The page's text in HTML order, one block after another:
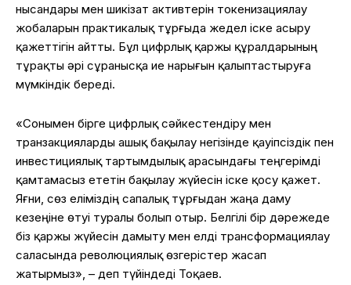
нысандары мен шикізат активтерін токенизациялау
жобаларын практикалық тұрғыда жедел іске асыру
қажеттігін айтты. Бұл цифрлық қаржы құралдарының
тұрақты әрі сұранысқа ие нарығын қалыптастыруға
мүмкіндік береді.
«Сонымен бірге цифрлық сәйкестендіру мен
транзакцияларды ашық бақылау негізінде қауіпсіздік пен
инвестициялық тартымдылық арасындағы теңгерімді
қамтамасыз ететін бақылау жүйесін іске қосу қажет.
Яғни, сөз еліміздің сапалық тұрғыдан жаңа даму
кезеңіне өтуі туралы болып отыр. Белгілі бір дәрежеде
біз қаржы жүйесін дамыту мен елді трансформациялау
саласында революциялық өзгерістер жасап
жатырмыз», – деп түйіндеді Тоқаев.